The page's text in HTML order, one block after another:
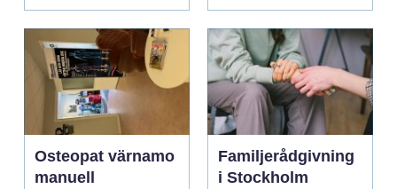
Osteopat värnamo
manuell
Familjerådgivning
i Stockholm